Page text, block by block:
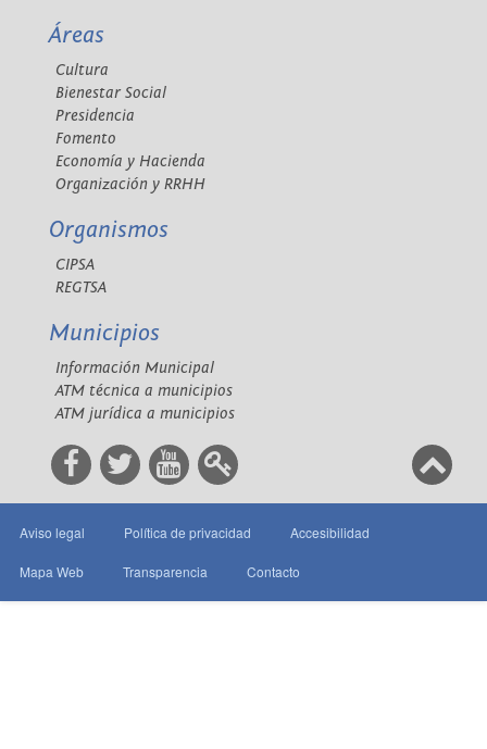
Áreas
Cultura
Bienestar Social
Presidencia
Fomento
Economía y Hacienda
Organización y RRHH
Organismos
CIPSA
REGTSA
Municipios
Información Municipal
ATM técnica a municipios
ATM jurídica a municipios
Aviso legal Política de privacidad Accesibilidad
Mapa Web Transparencia Contacto